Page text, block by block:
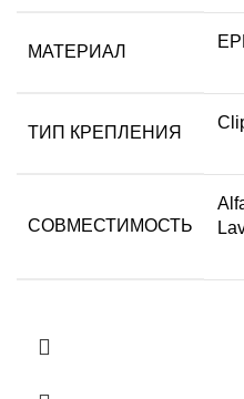
МАТЕРИАЛ
ТИП КРЕПЛЕНИЯ
СОВМЕСТИМОСТЬ